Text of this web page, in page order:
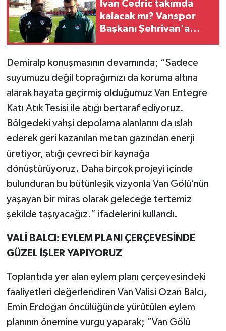
Ivan Cedric takımda
kalacak mı? Vanspor
Başkanı Şehrivan'a
Demiralp konuşmasının devamında; “Sadece
suyumuzu değil toprağımızı da koruma altına
alarak hayata geçirmiş olduğumuz Van Entegre
Katı Atık Tesisi ile atığı bertaraf ediyoruz.
Bölgedeki vahşi depolama alanlarını da ıslah
ederek geri kazanılan metan gazından enerji
üretiyor, atığı çevreci bir kaynağa
dönüştürüyoruz. Daha birçok projeyi içinde
bulunduran bu bütünleşik vizyonla Van Gölü’nün
yaşayan bir miras olarak geleceğe tertemiz
şekilde taşıyacağız.” ifadelerini kullandı.
VALİ BALCI: EYLEM PLANI ÇERÇEVESİNDE
GÜZEL İŞLER YAPIYORUZ
Toplantıda yer alan eylem planı çerçevesindeki
faaliyetleri değerlendiren Van Valisi Ozan Balcı,
Emin Erdoğan öncülüğünde yürütülen eylem
planının önemine vurgu yaparak; “Van Gölü